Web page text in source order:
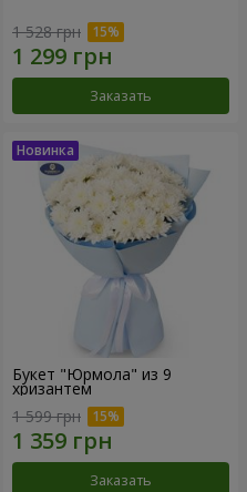
1 528 грн
Заказать
Букет "Юрмола" из 9
хризантем
1 599 грн
Заказать